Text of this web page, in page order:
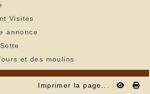
Visites
annonce
et des moulins
Imprimer la page...